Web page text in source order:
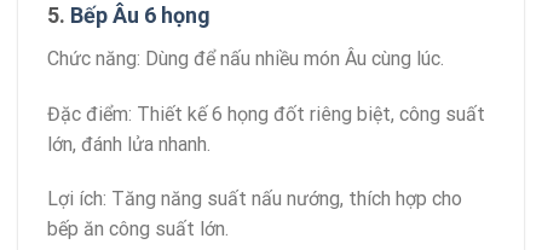
5. Bếp Âu 6 họng
Chức năng: Dùng để nấu nhiều món Âu cùng lúc.
Đặc điểm: Thiết kế 6 họng đốt riêng biệt, công suất
lớn, đánh lửa nhanh.
Lợi ích: Tăng năng suất nấu nướng, thích hợp cho
bếp ăn công suất lớn.